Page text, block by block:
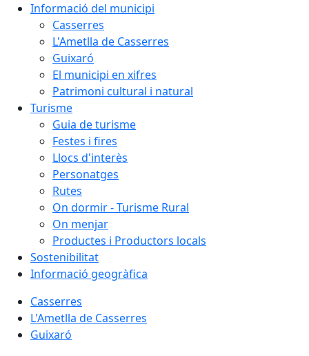
Informació del municipi
Casserres
L'Ametlla de Casserres
Guixaró
El municipi en xifres
Patrimoni cultural i natural
Turisme
Guia de turisme
Festes i fires
Llocs d'interès
Personatges
Rutes
On dormir - Turisme Rural
On menjar
Productes i Productors locals
Sostenibilitat
Informació geogràfica
Casserres
L'Ametlla de Casserres
Guixaró